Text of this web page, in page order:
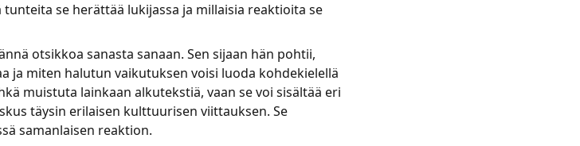
se herättää lukijassa ja millaisia reaktioita se
otsikkoa sanasta sanaan. Sen sijaan hän pohtii,
ja miten halutun vaikutuksen voisi luoda kohdekielellä
muistuta lainkaan alkutekstiä, vaan se voi sisältää eri
täysin erilaisen kulttuurisen viittauksen. Se
samanlaisen reaktion.